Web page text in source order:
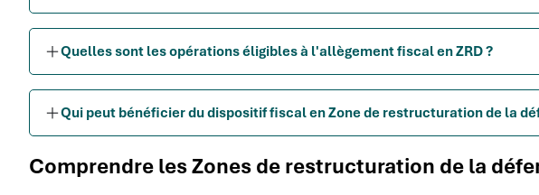
Quelles sont les opérations éligibles à l'allègement fiscal en ZRD ?
Qui peut bénéficier du dispositif fiscal en Zone de restructuration de la
Comprendre les Zones de restructuration de la